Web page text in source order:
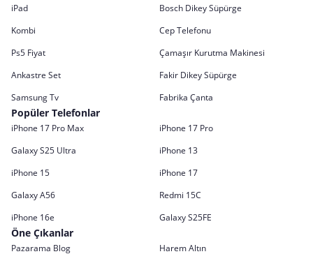
iPad
Bosch Dikey Süpürge
Kombi
Cep Telefonu
Ps5 Fiyat
Çamaşır Kurutma Makinesi
Ankastre Set
Fakir Dikey Süpürge
Samsung Tv
Fabrika Çanta
Popüler Telefonlar
iPhone 17 Pro Max
iPhone 17 Pro
Galaxy S25 Ultra
iPhone 13
iPhone 15
iPhone 17
Galaxy A56
Redmi 15C
iPhone 16e
Galaxy S25FE
Öne Çıkanlar
Pazarama Blog
Harem Altın